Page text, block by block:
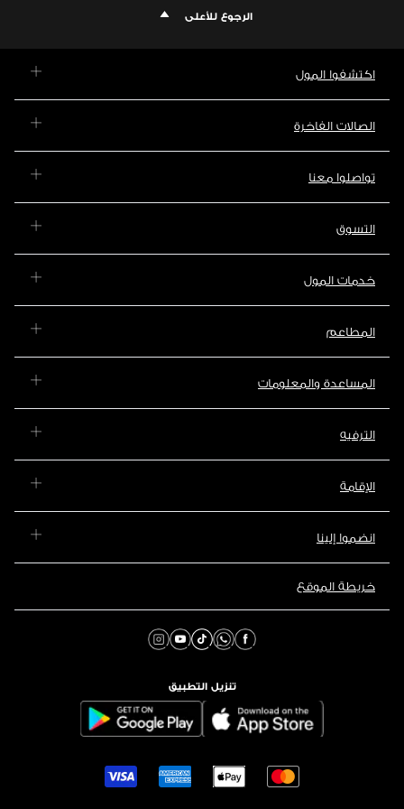
الرجوع للأعلى
اكتشفوا المول
الصالات الفاخرة
تواصلوا معنا
التسوق
خدمات المول
المطاعم
المساعدة والمعلومات
الترفيه
الإقامة
انضموا إلينا
خريطة الموقع
تنزيل التطبيق